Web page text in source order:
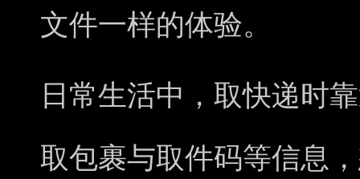
文件一样的体验。
日常生活中，取快递时
取包裹与取件码等信息